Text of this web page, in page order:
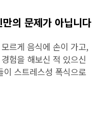
의 문제가 아닙니다
르게 음식에 손이 가고,
험을 해보신 적 있으신
스트레스성 폭식으로